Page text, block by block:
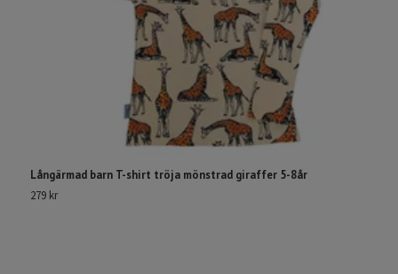
Långärmad barn T-shirt tröja mönstrad giraffer 5-8år
279 kr